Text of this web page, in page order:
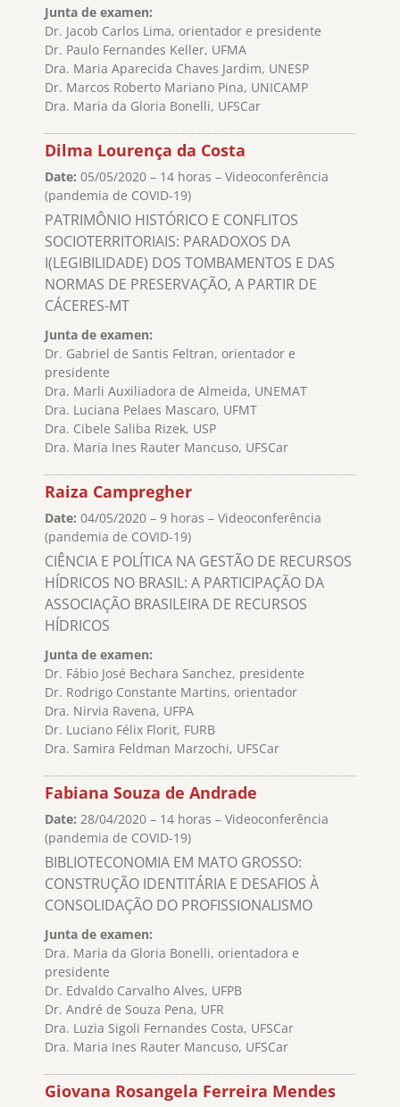
Junta de examen:
Dr. Jacob Carlos Lima, orientador e presidente
Dr. Paulo Fernandes Keller, UFMA
Dra. Maria Aparecida Chaves Jardim, UNESP
Dr. Marcos Roberto Mariano Pina, UNICAMP
Dra. Maria da Gloria Bonelli, UFSCar
Dilma Lourença da Costa
Date: 05/05/2020 – 14 horas – Videoconferência
(pandemia de COVID-19)
PATRIMÔNIO HISTÓRICO E CONFLITOS
SOCIOTERRITORIAIS: PARADOXOS DA
I(LEGIBILIDADE) DOS TOMBAMENTOS E DAS
NORMAS DE PRESERVAÇÃO, A PARTIR DE
CÁCERES-MT
Junta de examen:
Dr. Gabriel de Santis Feltran, orientador e
presidente
Dra. Marli Auxiliadora de Almeida, UNEMAT
Dra. Luciana Pelaes Mascaro, UFMT
Dra. Cibele Saliba Rizek, USP
Dra. Maria Ines Rauter Mancuso, UFSCar
Raiza Campregher
Date: 04/05/2020 – 9 horas – Videoconferência
(pandemia de COVID-19)
CIÊNCIA E POLÍTICA NA GESTÃO DE RECURSOS
HÍDRICOS NO BRASIL: A PARTICIPAÇÃO DA
ASSOCIAÇÃO BRASILEIRA DE RECURSOS
HÍDRICOS
Junta de examen:
Dr. Fábio José Bechara Sanchez, presidente
Dr. Rodrigo Constante Martins, orientador
Dra. Nirvia Ravena, UFPA
Dr. Luciano Félix Florit, FURB
Dra. Samira Feldman Marzochi, UFSCar
Fabiana Souza de Andrade
Date: 28/04/2020 – 14 horas – Videoconferência
(pandemia de COVID-19)
BIBLIOTECONOMIA EM MATO GROSSO:
CONSTRUÇÃO IDENTITÁRIA E DESAFIOS À
CONSOLIDAÇÃO DO PROFISSIONALISMO
Junta de examen:
Dra. Maria da Gloria Bonelli, orientadora e
presidente
Dr. Edvaldo Carvalho Alves, UFPB
Dr. André de Souza Pena, UFR
Dra. Luzia Sigoli Fernandes Costa, UFSCar
Dra. Maria Ines Rauter Mancuso, UFSCar
Giovana Rosangela Ferreira Mendes